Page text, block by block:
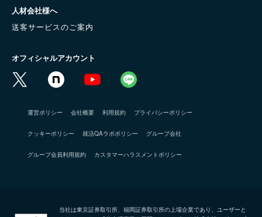
人材会社様へ
送客サービスのご案内
オフィシャルアカウント
運営ポリシー 会社概要 利用規約 プライバシーポリシー
クッキーポリシー 就活QAラボポリシー グループ会社
グループ会員利用規約 カスタマーハラスメントポリシー
当社は東京証券取引所、福岡証券取引所の上場企業であり、ユーザーと